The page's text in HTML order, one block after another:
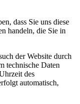
dass Sie uns diese
handeln, die Sie in
der Website durch
technische Daten
des
automatisch,